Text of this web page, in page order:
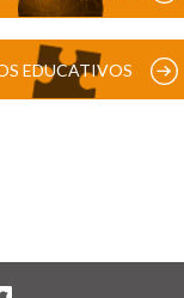
EDUCATIVOS